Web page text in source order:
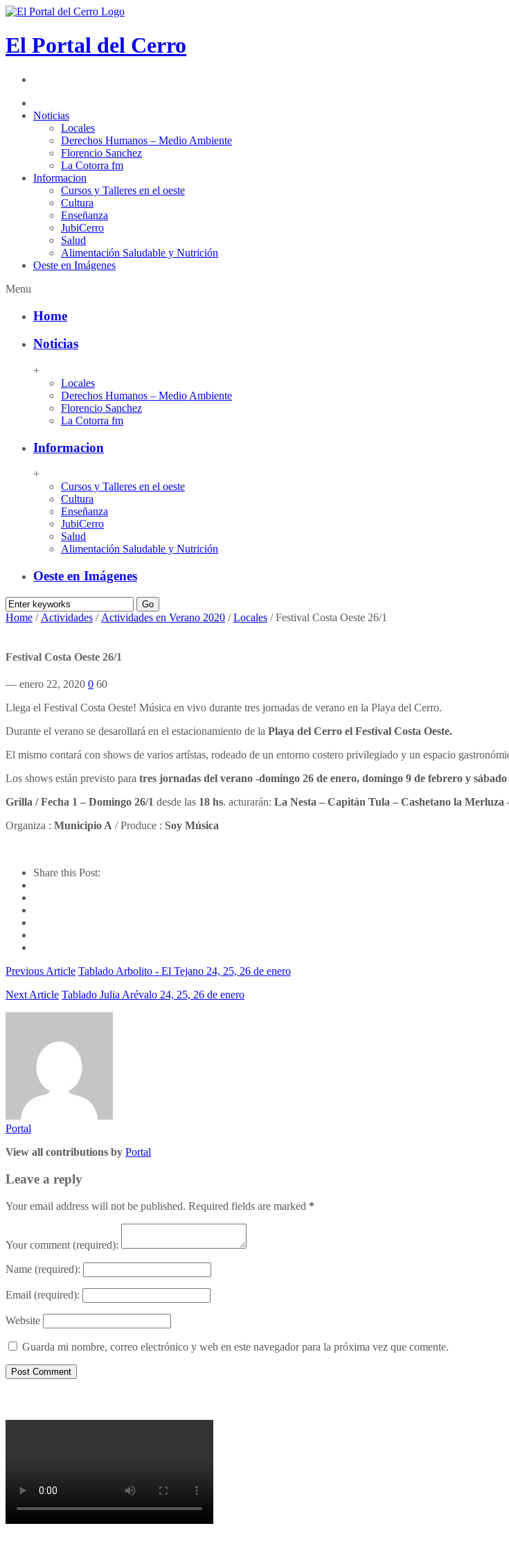
El Portal del Cerro
Noticias
Locales
Derechos Humanos – Medio Ambiente
Florencio Sanchez
La Cotorra fm
Informacion
Cursos y Talleres en el oeste
Cultura
Enseñanza
JubiCerro
Salud
Alimentación Saludable y Nutrición
Oeste en Imágenes
Menu
Home
Noticias
+
Locales
Derechos Humanos – Medio Ambiente
Florencio Sanchez
La Cotorra fm
Informacion
+
Cursos y Talleres en el oeste
Cultura
Enseñanza
JubiCerro
Salud
Alimentación Saludable y Nutrición
Oeste en Imágenes
Home / Actividades / Actividades en Verano 2020 /Locales /Festival Costa Oeste 26/1
Festival Costa Oeste 26/1
— enero 22, 2020 0 60
Llega el Festival Costa Oeste! Música en vivo durante tres jornadas de verano en la Playa del Cerro.
Durante el verano se desarollará en el estacionamiento de la Playa del Cerro el Festival Costa Oeste.
El mismo contará con shows de varios artístas, rodeado de un entorno costero privilegiado y un espacio
Los shows están previsto para tres jornadas del verano -domingo 26 de enero, domingo 9 de febrero y
Grilla / Fecha 1 – Domingo 26/1 desde las 18 hs. acturarán: La Nesta – Capitán Tula – Cashetano la Merluza
Organiza : Municipio A / Produce : Soy Música
Share this Post:
Previous Article Tablado Arbolito - El Tejano 24, 25, 26 de enero
Next Article Tablado Julia Arévalo 24, 25, 26 de enero
Portal
View all contributions by Portal
Leave a reply
Your email address will not be published. Required fields are marked *
Your comment (required):
Name (required):
Email (required):
Website
Guarda mi nombre, correo electrónico y web en este navegador para la próxima vez que comente.